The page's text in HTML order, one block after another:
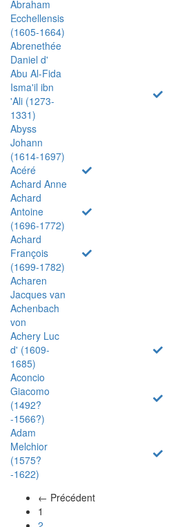
Abraham
Ecchellensis
(1605-1664)
Abrenethée
Daniel d'
Abu Al-Fida
Isma'il ibn
'Ali (1273-
1331)
Abyss
Johann
(1614-1697)
Acéré
Achard Anne
Achard
Antoine
(1696-1772)
Achard
François
(1699-1782)
Acharen
Jacques van
Achenbach
von
Achery Luc
d' (1609-
1685)
Aconcio
Giacomo
(1492?
-1566?)
Adam
Melchior
(1575?
-1622)
← Précédent
1